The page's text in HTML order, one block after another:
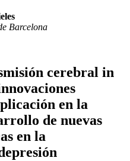
Barcelona
cerebral in
en la
de nuevas
en la